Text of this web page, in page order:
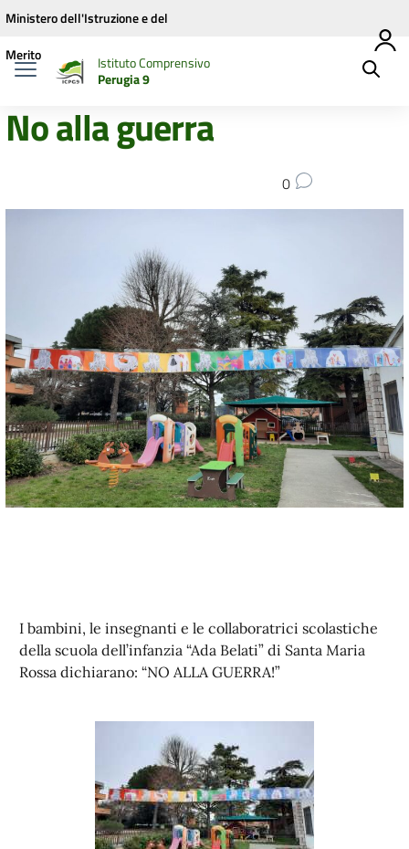
Vai ai contenuti
Vai al menu di navigazione
Vai al footer
Ministero dell'Istruzione e del
Merito
Istituto Comprensivo
Perugia 9
No alla guerra
0
I bambini, le insegnanti e le collaboratrici scolastiche
della scuola dell’infanzia “Ada Belati” di Santa Maria
Rossa dichiarano: “NO ALLA GUERRA!”